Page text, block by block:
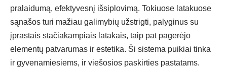
pralaidumą, efektyvesnį išsiplovimą. Tokiuose latakuose
sąnašos turi mažiau galimybių užstrigti, palyginus su
įprastais stačiakampiais latakais, taip pat pagerėjo
elementų patvarumas ir estetika. Ši sistema puikiai tinka
ir gyvenamiesiems, ir viešosios paskirties pastatams.